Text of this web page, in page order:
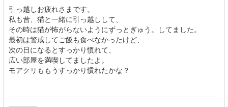
引っ越しお疲れさまです。
私も昔、猫と一緒に引っ越しして、
その時は猫が怖がらないようにずっとぎゅう。してました。
最初は警戒してご飯も食べなかったけど、
次の日になるとすっかり慣れて、
広い部屋を満喫してましたよ。
モアクリももうすっかり慣れたかな？